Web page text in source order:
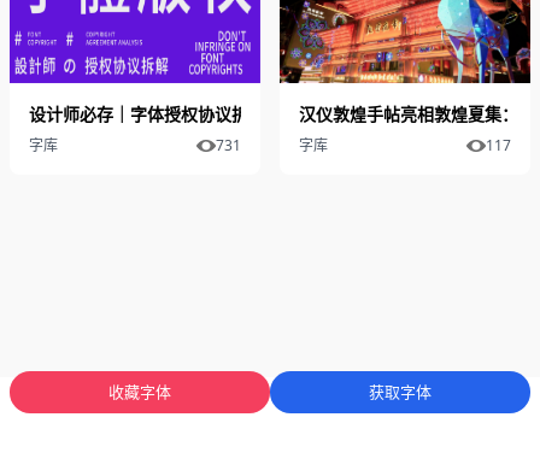
设计师必存｜字体授权协议拆解，商用不侵权的关键都在这
字库 731
汉仪敦煌手帖亮相敦煌夏集：
字库 117
收藏字体 获取字体